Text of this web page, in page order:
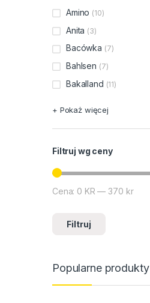
Amino (10)
Anita (3)
Bacówka (7)
Bahlsen (7)
Bakalland (11)
+ Pokaż więcej
Filtruj wg ceny
Cena min
Cena max
Filtruj
Cena: 0 KR —370 kr
Popularne produkty